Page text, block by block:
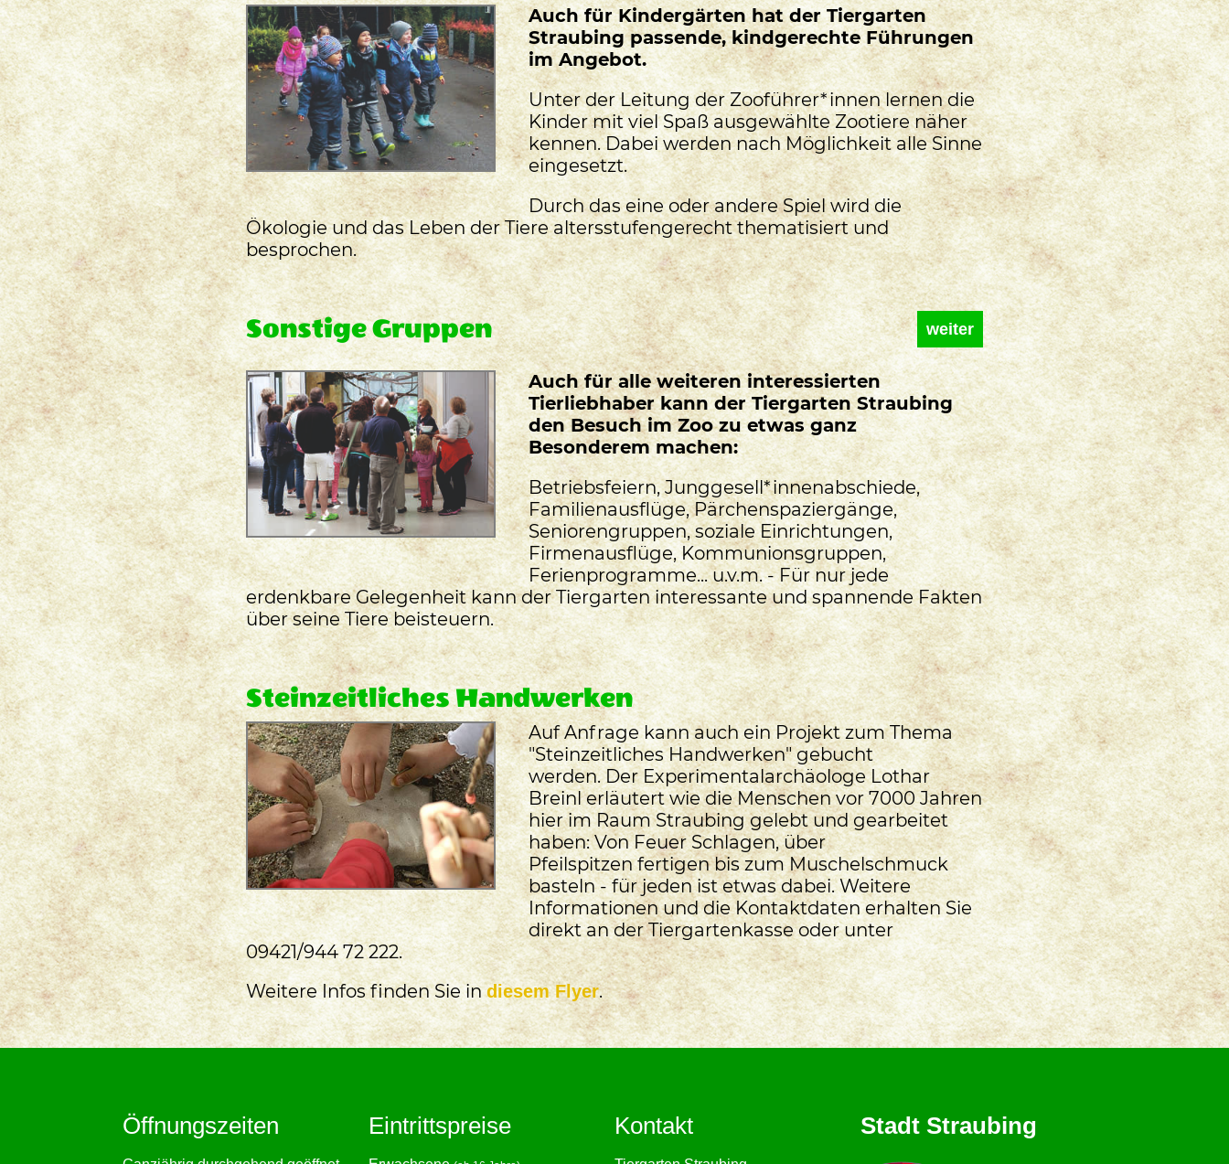
Auch für Kindergärten hat der Tiergarten
Straubing passende, kindgerechte Führungen
im Angebot.
Unter der Leitung der Zooführer*innen lernen die
Kinder mit viel Spaß ausgewählte Zootiere näher
kennen. Dabei werden nach Möglichkeit alle Sinne
eingesetzt.
Durch das eine oder andere Spiel wird die
Ökologie und das Leben der Tiere altersstufengerecht thematisiert und
besprochen.
Sonstige Gruppen weiter
Auch für alle weiteren interessierten
Tierliebhaber kann der Tiergarten Straubing
den Besuch im Zoo zu etwas ganz
Besonderem machen:
Betriebsfeiern, Junggesell*innenabschiede,
Familienausflüge, Pärchenspaziergänge,
Seniorengruppen, soziale Einrichtungen,
Firmenausflüge, Kommunionsgruppen,
Ferienprogramme... u.v.m. - Für nur jede
erdenkbare Gelegenheit kann der Tiergarten interessante und spannende Fakten
über seine Tiere beisteuern.
Steinzeitliches Handwerken
Auf Anfrage kann auch ein Projekt zum Thema
"Steinzeitliches Handwerken" gebucht
werden. Der Experimentalarchäologe Lothar
Breinl erläutert wie die Menschen vor 7000 Jahren
hier im Raum Straubing gelebt und gearbeitet
haben: Von Feuer Schlagen, über
Pfeilspitzen fertigen bis zum Muschelschmuck
basteln - für jeden ist etwas dabei. Weitere
Informationen und die Kontaktdaten erhalten Sie
direkt an der Tiergartenkasse oder unter
09421/944 72 222.
Weitere Infos finden Sie indiesem Flyer.
Öffnungszeiten Eintrittspreise Kontakt Stadt Straubing